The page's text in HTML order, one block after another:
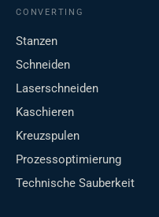
CONVERTING
Stanzen
Schneiden
Laserschneiden
Kaschieren
Kreuzspulen
Prozessoptimierung
Technische Sauberkeit